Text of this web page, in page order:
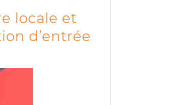
locale et
d’entrée